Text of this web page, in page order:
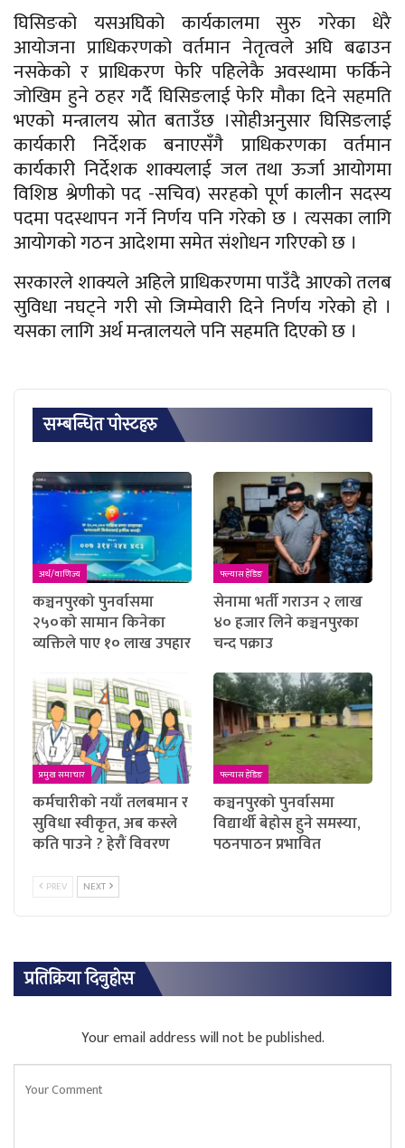
घिसिङको यसअघिको कार्यकालमा सुरु गरेका धेरै
आयोजना प्राधिकरणको वर्तमान नेतृत्वले अघि बढाउन
नसकेको र प्राधिकरण फेरि पहिलेकै अवस्थामा फर्किने
जोखिम हुने ठहर गर्दै घिसिङलाई फेरि मौका दिने सहमति
भएको मन्त्रालय स्रोत बताउँछ ।सोहीअनुसार घिसिङलाई
कार्यकारी निर्देशक बनाएसँगै प्राधिकरणका वर्तमान
कार्यकारी निर्देशक शाक्यलाई जल तथा ऊर्जा आयोगमा
विशिष्ठ श्रेणीको पद -सचिव) सरहको पूर्ण कालीन सदस्य
पदमा पदस्थापन गर्ने निर्णय पनि गरेको छ । त्यसका लागि
आयोगको गठन आदेशमा समेत संशोधन गरिएको छ ।
सरकारले शाक्यले अहिले प्राधिकरणमा पाउँदै आएको तलब
सुविधा नघट्ने गरी सो जिम्मेवारी दिने निर्णय गरेको हो ।
यसका लागि अर्थ मन्त्रालयले पनि सहमति दिएको छ ।
सम्बन्धित पाेस्टहरु
अर्थ/वाणिज्य
कञ्चनपुरको पुनर्वासमा
२५०को सामान किनेका
व्यक्तिले पाए १० लाख उपहार
फ्ल्यास हेडिङ
सेनामा भर्ती गराउन २ लाख
४० हजार लिने कञ्चनपुरका
चन्द पक्राउ
प्रमुख समाचार
कर्मचारीको नयाँ तलबमान र
सुविधा स्वीकृत, अब कस्ले
कति पाउने ? हेराैं विवरण
फ्ल्यास हेडिङ
कञ्चनपुरको पुनर्वासमा
विद्यार्थी बेहोस हुने समस्या,
पठनपाठन प्रभावित
PREV NEXT
प्रतिक्रिया दिनुहोस
Your email address will not be published.